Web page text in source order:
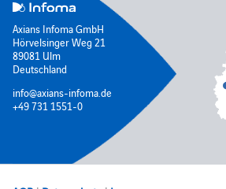
Axians Infoma GmbH
Hörvelsinger Weg 21
89081 Ulm
Deutschland
info@axians-infoma.de
+49 731 1551-0